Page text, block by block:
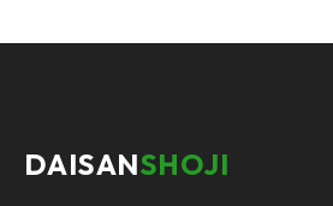
DAISANSHOJI